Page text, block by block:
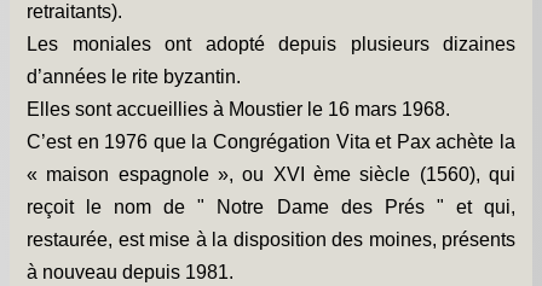
retraitants).
Les moniales ont adopté depuis plusieurs dizaines
d’années le rite byzantin.
Elles sont accueillies à Moustier le 16 mars 1968.
C’est en 1976 que la Congrégation Vita et Pax achète la
« maison espagnole », ou XVI ème siècle (1560), qui
reçoit le nom de " Notre Dame des Prés " et qui,
restaurée, est mise à la disposition des moines, présents
à nouveau depuis 1981.